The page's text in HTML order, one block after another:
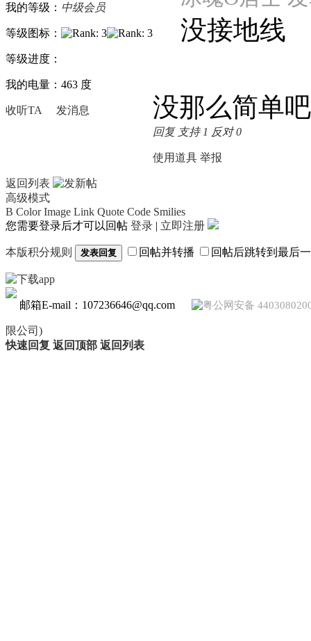
我的等级： 中级会员
等级图标：
等级进度：
我的电量：463 度
收听TA 发消息
没接地线
没那么简单吧
回复 支持 1 反对0
使用道具 举报
返回列表
高级模式
B Color Image Link Quote Code Smilies
您需要登录后才可以回帖 登录 | 立即注册
本版积分规则 发表回复 回帖并转播 回帖后跳转到最后
邮箱E-mail：107236646@qq.com 粤公网安备
限公司)
快速回复 返回顶部 返回列表